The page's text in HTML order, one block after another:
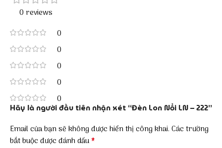
0 reviews
0
0
0
0
0
Hãy là người đầu tiên nhận xét “Đèn Lon Nổi LN – 222”
Email của bạn sẽ không được hiển thị công khai. Các trường
bắt buộc được đánh dấu*